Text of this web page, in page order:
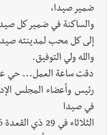
ضمير صيدا،
والساكنة في ضمير كل
إلى كل محب لمدينته
والله ولي التوفيق.
دقت ساعة العمل... حي
رئيس وأعضاء المجلس
في صيدا
الثلاثاء في 29 ذي القعدة 1446هـ